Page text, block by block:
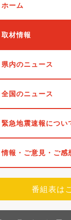
ホーム
取材情報
県内のニュース
全国のニュース
緊急地震速報につい
情報・ご意見・ご感
番組表は